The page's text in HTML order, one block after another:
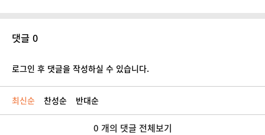
댓글 0
로그인 후 댓글을 작성하실 수 있습니다.
최신순 찬성순 반대순
0 개의 댓글 전체보기